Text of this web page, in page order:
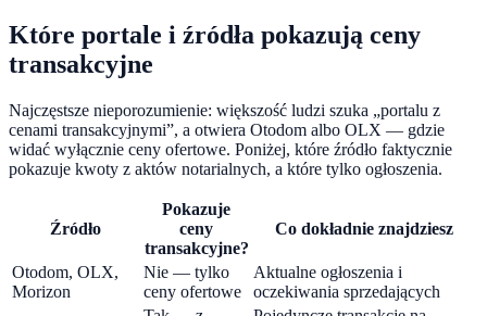
Które portale i źródła pokazują ceny
transakcyjne
Najczęstsze nieporozumienie: większość ludzi szuka „portalu z
cenami transakcyjnymi”, a otwiera Otodom albo OLX — gdzie
widać wyłącznie ceny ofertowe. Poniżej, które źródło faktycznie
pokazuje kwoty z aktów notarialnych, a które tylko ogłoszenia.
Źródło
Pokazuje
ceny
transakcyjne?
Co dokładnie znajdziesz
Otodom, OLX,
Morizon
Nie — tylko
ceny ofertowe
Aktualne ogłoszenia i
oczekiwania sprzedających